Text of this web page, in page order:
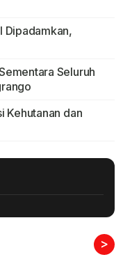
Dipadamkan,
Seluruh
Kehutanan dan
>